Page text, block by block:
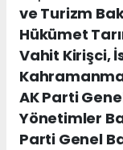
ve Turizm
Hükümet
Vahit Kirişci,
AK Parti
Yönetimler
Parti Genel